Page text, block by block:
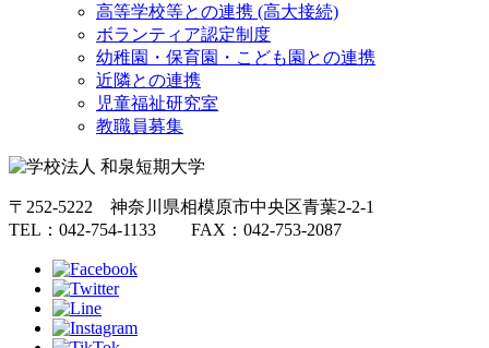
高等学校等との連携 (高大接続)
ボランティア認定制度
幼稚園・保育園・こども園との連携
近隣との連携
児童福祉研究室
教職員募集
〒252-5222 神奈川県相模原市中央区青葉2-2-1
TEL：042-754-1133 FAX：042-753-2087